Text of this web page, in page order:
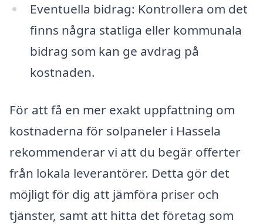
Eventuella bidrag: Kontrollera om det
finns några statliga eller kommunala
bidrag som kan ge avdrag på
kostnaden.
För att få en mer exakt uppfattning om
kostnaderna för solpaneler i Hassela
rekommenderar vi att du begär offerter
från lokala leverantörer. Detta gör det
möjligt för dig att jämföra priser och
tjänster, samt att hitta det företag som